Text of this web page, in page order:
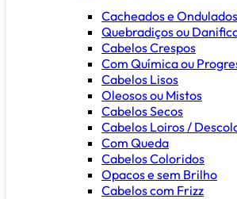
Cacheados e Ondulados
Quebradiços ou
Cabelos Crespos
Com Química ou
Cabelos Lisos
Oleosos ou Mistos
Cabelos Secos
Cabelos Loiros /
Com Queda
Cabelos Coloridos
Opacos e sem Brilho
Cabelos com Frizz